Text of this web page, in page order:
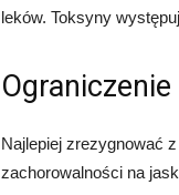
leków. Toksyny
Najlepiej zrezygnować
zachorowalności na